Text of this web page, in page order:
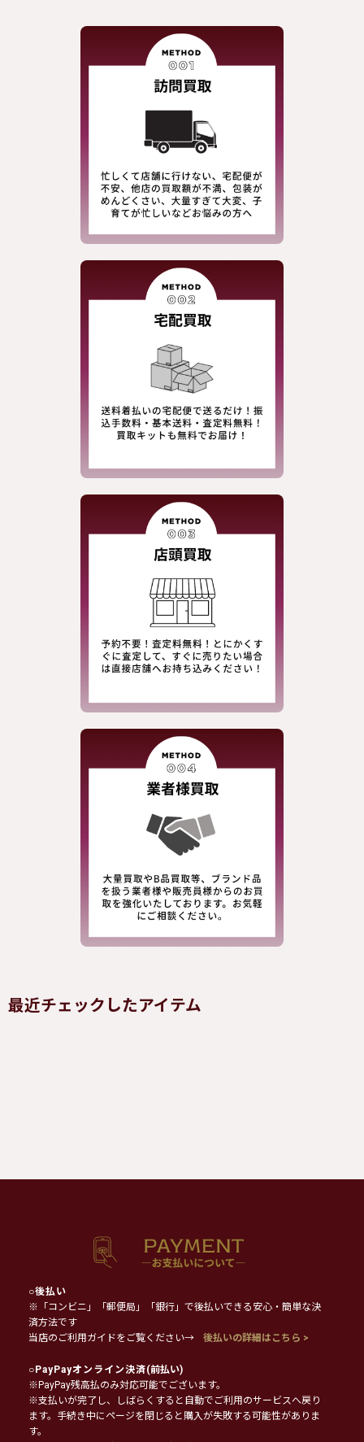
最近チェックしたアイテム
○後払い
※「コンビニ」「郵便局」「銀行」で後払いできる安心・簡単な決
済方法です
当店のご利用ガイドをご覧ください→
後払いの詳細はこちら >
○PayPayオンライン決済(前払い)
※PayPay残高払のみ対応可能でございます。
※支払いが完了し、しばらくすると自動でご利用のサービスへ戻り
ます。手続き中にページを閉じると購入が失敗する可能性がありま
す。